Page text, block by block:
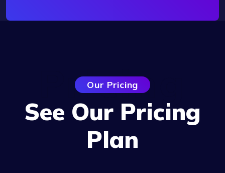
Our Pricing
See Our Pricing
Plan
Pricing